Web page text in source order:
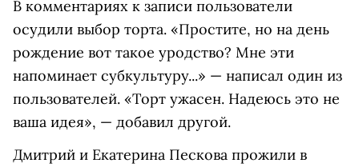
В комментариях к записи пользователи
осудили выбор торта. «Простите, но на день
рождение вот такое уродство? Мне эти
напоминает субкультуру...» — написал один из
пользователей. «Торт ужасен. Надеюсь это не
ваша идея», — добавил другой.
Дмитрий и Екатерина Пескова прожили в